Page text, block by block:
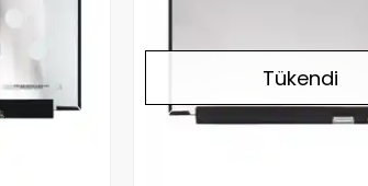
Tükendi